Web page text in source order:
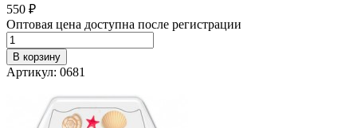
550 ₽
Оптовая цена доступна после регистрации
В корзину
Артикул: 0681